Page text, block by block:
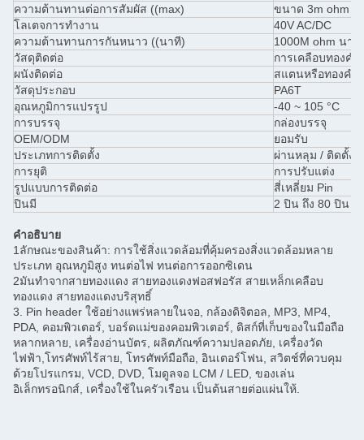
ความต้านทานต่อการสัมผัส ((max)
ขนาด 3m ohm ม
โลเตจการทํางาน
40V AC/DC
ความต้านทานการกันหนาว ((นาที)
1000M ohm นาที
วัสดุติดต่อ
การเคลือบทองคํา
ผนังติดต่อ
สแตนหรือทองคํา
วัสดุประกอบ
PA6T
อุณหภูมิการแปรรูป
-40 ~ 105 °C
การบรรจุ
กล่องบรรจุ
OEM/ODM
ยอมรับ
ประเภทการติดตั้ง
ผ่านหลุม / ติดตั้งแ
การยุติ
การปรับแต่ง
รูปแบบการติดต่อ
สี่เหลี่ยม Pin
ปินมี
2 ปิน ถึง 80 ปิน
คําอธิบาย
1ลักษณะของสินค้า: การใช้สิ่งแวดล้อมที่คุ้มครองสิ่งแวดล้อมหลาย
ประเภท อุณหภูมิสูง ทนต่อไฟ ทนต่อการออกซิเดน
2มันทําจากสายทองแดง สายทองแดงฟอสฟอรัส สายเหล็กเคลือบ
ทองแดง สายทองแดงบริสุทธิ์
3. Pin header ใช้อย่างแพร่หลายในจอ, กล้องดิจิตอล, MP3, MP4,
PDA, คอมพิวเตอร์, บอร์ดแม่ของคอมพิวเตอร์, ดิสก์ที่เก็บของในมือถือ
หลากหลาย, เครื่องอ่านบัตร, ผลิตภัณฑ์ความปลอดภัย, เครื่องวัด
ไฟฟ้า,โทรศัพท์ไร้สาย, โทรศัพท์มือถือ, อินเตอร์โฟน, สวิตช์ที่ควบคุม
ด้วยโปรแกรม, VCD, DVD, โมดูลจอ LCM / LED, ของเล่น
อิเล็กทรอนิกส์, เครื่องใช้ในครัวเรือน เป็นต้นสายต่อแผ่นให้.